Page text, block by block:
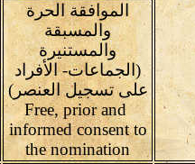
الموافقة الحرة
والمسبقة
والمستنيرة
(الجماعات- الأفراد
على تسجيل العنصر)
Free, prior and
informed consent to
the nomination